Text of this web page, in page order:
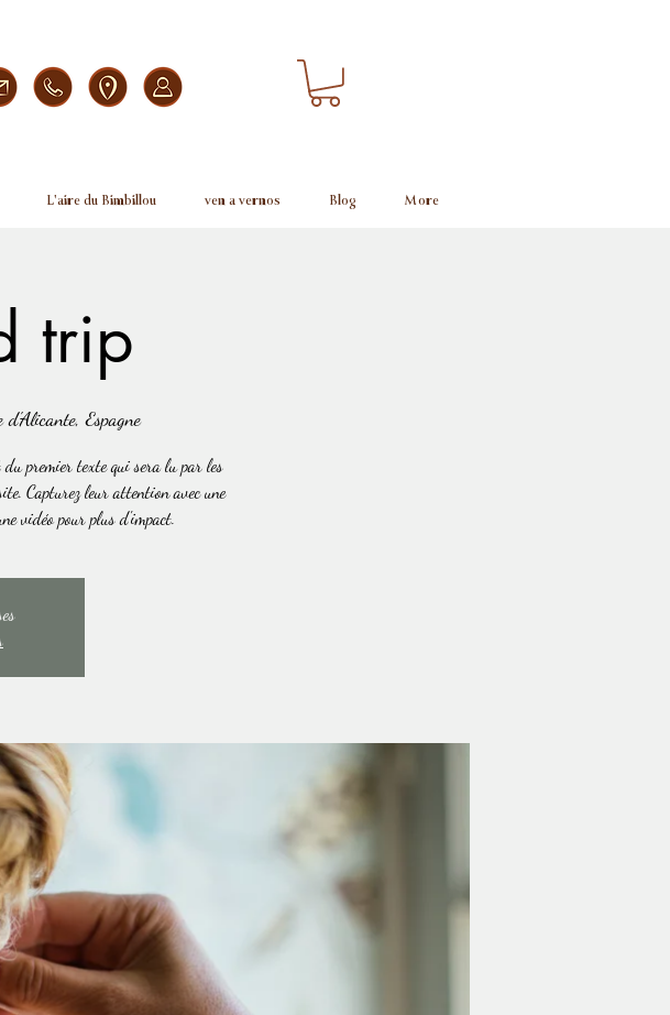
L'aire du Bimbillou ven a vernos Blog More
trip
Espagne
premier texte qui sera lu par les
Capturez leur attention avec une
vidéo pour plus d'impact.